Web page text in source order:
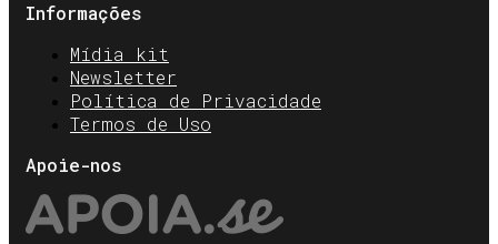
Informações
Mídia kit
Newsletter
Política de Privacidade
Termos de Uso
Apoie-nos